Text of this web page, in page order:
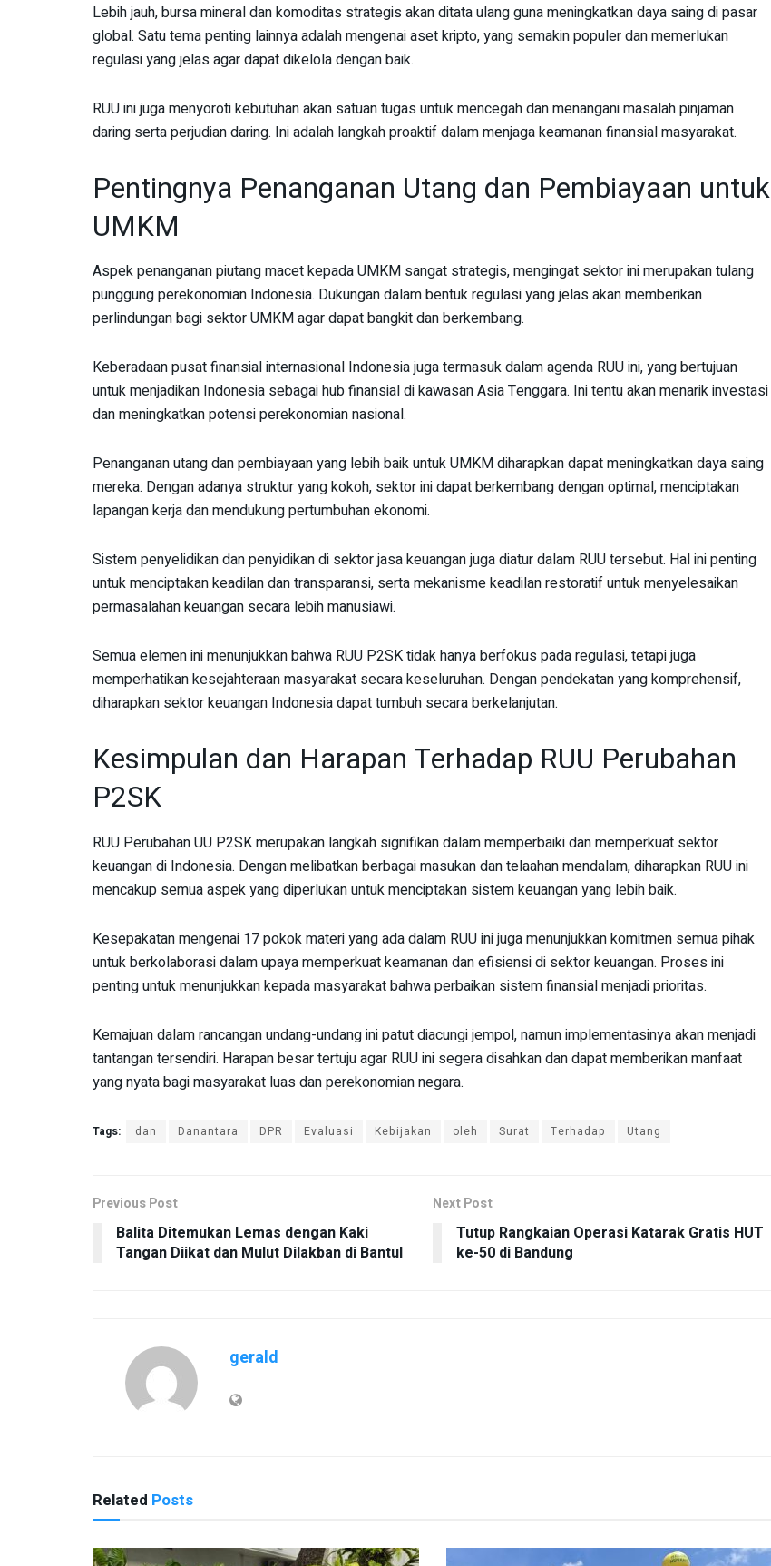
Lebih jauh, bursa mineral dan komoditas strategis akan ditata ulang guna meningkatkan daya saing di pasar
global. Satu tema penting lainnya adalah mengenai aset kripto, yang semakin populer dan memerlukan
regulasi yang jelas agar dapat dikelola dengan baik.
RUU ini juga menyoroti kebutuhan akan satuan tugas untuk mencegah dan menangani masalah pinjaman
daring serta perjudian daring. Ini adalah langkah proaktif dalam menjaga keamanan finansial masyarakat.
Pentingnya Penanganan Utang dan Pembiayaan untuk
UMKM
Aspek penanganan piutang macet kepada UMKM sangat strategis, mengingat sektor ini merupakan tulang
punggung perekonomian Indonesia. Dukungan dalam bentuk regulasi yang jelas akan memberikan
perlindungan bagi sektor UMKM agar dapat bangkit dan berkembang.
Keberadaan pusat finansial internasional Indonesia juga termasuk dalam agenda RUU ini, yang bertujuan
untuk menjadikan Indonesia sebagai hub finansial di kawasan Asia Tenggara. Ini tentu akan menarik investasi
dan meningkatkan potensi perekonomian nasional.
Penanganan utang dan pembiayaan yang lebih baik untuk UMKM diharapkan dapat meningkatkan daya saing
mereka. Dengan adanya struktur yang kokoh, sektor ini dapat berkembang dengan optimal, menciptakan
lapangan kerja dan mendukung pertumbuhan ekonomi.
Sistem penyelidikan dan penyidikan di sektor jasa keuangan juga diatur dalam RUU tersebut. Hal ini penting
untuk menciptakan keadilan dan transparansi, serta mekanisme keadilan restoratif untuk menyelesaikan
permasalahan keuangan secara lebih manusiawi.
Semua elemen ini menunjukkan bahwa RUU P2SK tidak hanya berfokus pada regulasi, tetapi juga
memperhatikan kesejahteraan masyarakat secara keseluruhan. Dengan pendekatan yang komprehensif,
diharapkan sektor keuangan Indonesia dapat tumbuh secara berkelanjutan.
Kesimpulan dan Harapan Terhadap RUU Perubahan
P2SK
RUU Perubahan UU P2SK merupakan langkah signifikan dalam memperbaiki dan memperkuat sektor
keuangan di Indonesia. Dengan melibatkan berbagai masukan dan telaahan mendalam, diharapkan RUU ini
mencakup semua aspek yang diperlukan untuk menciptakan sistem keuangan yang lebih baik.
Kesepakatan mengenai 17 pokok materi yang ada dalam RUU ini juga menunjukkan komitmen semua pihak
untuk berkolaborasi dalam upaya memperkuat keamanan dan efisiensi di sektor keuangan. Proses ini
penting untuk menunjukkan kepada masyarakat bahwa perbaikan sistem finansial menjadi prioritas.
Kemajuan dalam rancangan undang-undang ini patut diacungi jempol, namun implementasinya akan menjadi
tantangan tersendiri. Harapan besar tertuju agar RUU ini segera disahkan dan dapat memberikan manfaat
yang nyata bagi masyarakat luas dan perekonomian negara.
Tags: dan Danantara DPR Evaluasi Kebijakan oleh Surat Terhadap Utang
Previous Post
Balita Ditemukan Lemas dengan Kaki
Tangan Diikat dan Mulut Dilakban di Bantul
Next Post
Tutup Rangkaian Operasi Katarak Gratis HUT
ke-50 di Bandung
gerald
Related Posts